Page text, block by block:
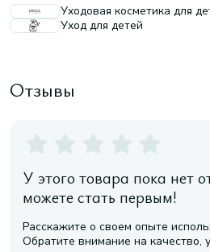
Уходовая косметика для
Уход для детей
Отзывы
У этого товара пока нет
можете стать первым!
Расскажите о своем опыте
Обратите внимание на качество,